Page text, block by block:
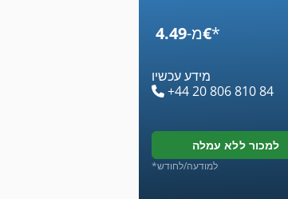
מ-‏4.49 ‏€*
מידע עכשיו
+44 20 806 810 84
למכור ללא עמלה
*למודעה/לחודש